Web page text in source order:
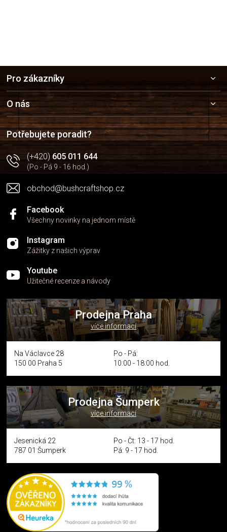
a
t
í
Pro zákazníky
O nás
Potřebujete poradit?
(+420)605 011 644
(Po - Pá 9 - 16 hod.)
obchod@bushcraftshop.cz
Facebook
Všechny novinky na jednom místě
Instagram
Zážitky z našich výprav
Youtube
Užitečné recenze a návody
Prodejna Praha
více informací
Na Václavce 28
150 00 Praha 5
Po - Pá:
10:00 - 18:00 hod.
Prodejna Šumperk
více informací
Jesenická 22
787 01 Šumperk
Po - Čt: 13 - 17 hod.
Pá: 9 - 17 hod.